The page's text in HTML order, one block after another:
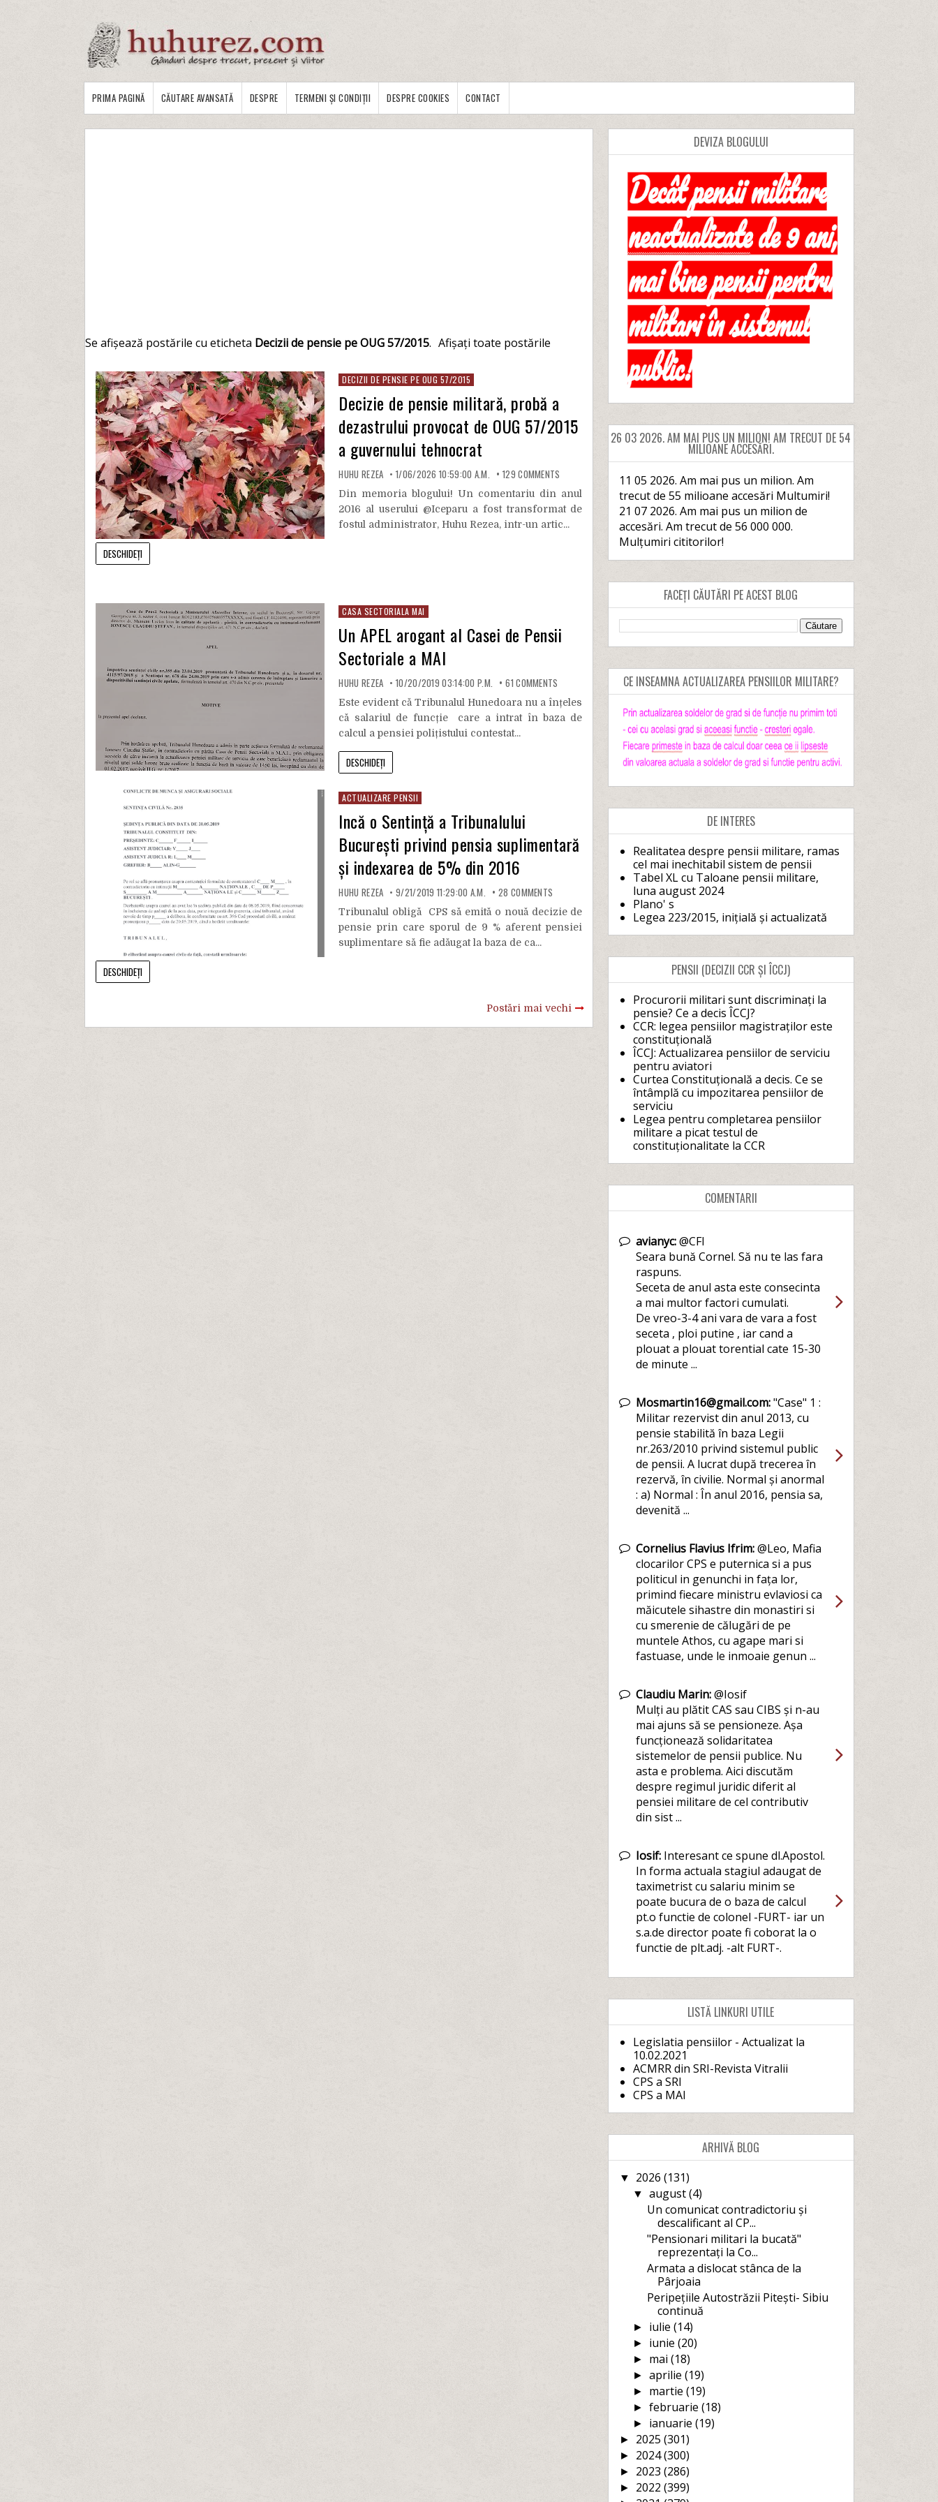
PRIMA PAGINĂ CĂUTARE AVANSATĂ DESPRE TERMENI ȘI CONDIȚII DESPRE COOKIES CONTACT
Se afișează postările cu eticheta Decizii de pensie pe OUG 57/2015. Afișați toate postările
DECIZII DE PENSIE PE OUG 57/2015
Decizie de pensie militară, probă a
dezastrului provocat de OUG 57/2015
a guvernului tehnocrat
HUHU REZEA 1/06/2026 10:59:00 A.M. 129 COMMENTS
Din memoria blogului! Un comentariu din anul
2016 al userului @Iceparu a fost transformat de
fostul administrator, Huhu Rezea, intr-un artic...
DESCHIDEȚI
CASA SECTORIALA MAI
Un APEL arogant al Casei de Pensii
Sectoriale a MAI
HUHU REZEA 10/20/2019 03:14:00 P.M. 61 COMMENTS
Este evident că Tribunalul Hunedoara nu a înțeles
că salariul de funcție care a intrat în baza de
calcul a pensiei polițistului contestat...
DESCHIDEȚI
ACTUALIZARE PENSII
Incă o Sentință a Tribunalului
București privind pensia suplimentară
și indexarea de 5% din 2016
HUHU REZEA 9/21/2019 11:29:00 A.M. 28 COMMENTS
Tribunalul obligă CPS să emită o nouă decizie de
pensie prin care sporul de 9 % aferent pensiei
suplimentare să fie adăugat la baza de ca...
DESCHIDEȚI
Postări mai vechi
DEVIZA BLOGULUI
26 03 2026. AM MAI PUS UN MILION! AM TRECUT DE 54
MILIOANE ACCESĂRI.
11 05 2026. Am mai pus un milion. Am
trecut de 55 milioane accesări Multumiri!
21 07 2026. Am mai pus un milion de
accesări. Am trecut de 56 000 000.
Mulțumiri cititorilor!
FACEȚI CĂUTĂRI PE ACEST BLOG
CE INSEAMNA ACTUALIZAREA PENSIILOR MILITARE?
DE INTERES
Realitatea despre pensii militare, ramas
cel mai inechitabil sistem de pensii
Tabel XL cu Taloane pensii militare,
luna august 2024
Plano' s
Legea 223/2015, inițială și actualizată
PENSII (DECIZII CCR ȘI ÎCCJ)
Procurorii militari sunt discriminați la
pensie? Ce a decis ÎCCJ?
CCR: legea pensiilor magistraților este
constituțională
ÎCCJ: Actualizarea pensiilor de serviciu
pentru aviatori
Curtea Constituțională a decis. Ce se
întâmplă cu impozitarea pensiilor de
serviciu
Legea pentru completarea pensiilor
militare a picat testul de
constituționalitate la CCR
COMENTARII
avianyc:@CFI
Seara bună Cornel. Să nu te las fara
raspuns.
Seceta de anul asta este consecinta
a mai multor factori cumulati.
De vreo-3-4 ani vara de vara a fost
seceta , ploi putine , iar cand a
plouat a plouat torential cate 15-30
de minute ...
Mosmartin16@gmail.com:"Case" 1 :
Militar rezervist din anul 2013, cu
pensie stabilită în baza Legii
nr.263/2010 privind sistemul public
de pensii. A lucrat după trecerea în
rezervă, în civilie. Normal și anormal
: a) Normal : În anul 2016, pensia sa,
devenită ...
Cornelius Flavius Ifrim:@Leo, Mafia
clocarilor CPS e puternica si a pus
politicul in genunchi in fața lor,
primind fiecare ministru evlaviosi ca
măicutele sihastre din monastiri si
cu smerenie de călugări de pe
muntele Athos, cu agape mari si
fastuase, unde le inmoaie genun ...
Claudiu Marin:@Iosif
Mulți au plătit CAS sau CIBS și n-au
mai ajuns să se pensioneze. Așa
funcționează solidaritatea
sistemelor de pensii publice. Nu
asta e problema. Aici discutăm
despre regimul juridic diferit al
pensiei militare de cel contributiv
din sist ...
Iosif:Interesant ce spune dl.Apostol.
In forma actuala stagiul adaugat de
taximetrist cu salariu minim se
poate bucura de o baza de calcul
pt.o functie de colonel -FURT- iar un
s.a.de director poate fi coborat la o
functie de plt.adj. -alt FURT-.
LISTĂ LINKURI UTILE
Legislatia pensiilor - Actualizat la
10.02.2021
ACMRR din SRI-Revista Vitralii
CPS a SRI
CPS a MAI
ARHIVĂ BLOG
▼ 2026 (131)
▼ august(4)
Un comunicat contradictoriu și
descalificant al CP...
"Pensionari militari la bucată"
reprezentați la Co...
Armata a dislocat stânca de la
Pârjoaia
Peripețiile Autostrăzii Pitești- Sibiu
continuă
► iulie (14)
► iunie (20)
► mai (18)
► aprilie (19)
► martie (19)
► februarie (18)
► ianuarie (19)
► 2025 (301)
► 2024(300)
► 2023 (286)
► 2022 (399)